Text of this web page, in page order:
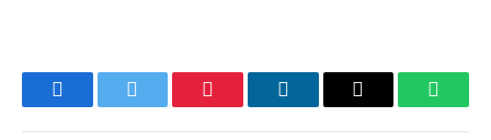
FacebookTwitter Pinterest LinkedInEmail